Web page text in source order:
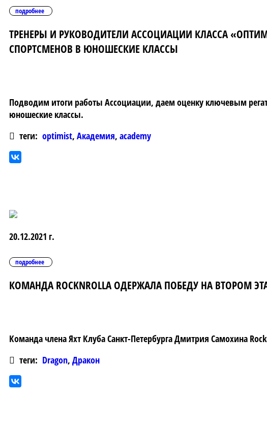
подробнее
ТРЕНЕРЫ И РУКОВОДИТЕЛИ АССОЦИАЦИИ КЛАССА
СПОРТСМЕНОВ В ЮНОШЕСКИЕ КЛАССЫ
Подводим итоги работы Ассоциации, даем оценку ключевым
юношеские классы.
теги: optimist, Академия, academy
20.12.2021 г.
подробнее
КОМАНДА ROCKNROLLA ОДЕРЖАЛА ПОБЕДУ НА ВТОРОМ
Команда члена Яхт Клуба Санкт-Петербурга Дмитрия Самохина
теги: Dragon, Дракон